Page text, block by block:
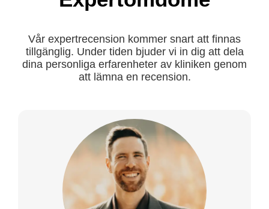
Vår expertrecension kommer snart att finnas
tillgänglig. Under tiden bjuder vi in dig att dela
dina personliga erfarenheter av kliniken genom
att lämna en recension.